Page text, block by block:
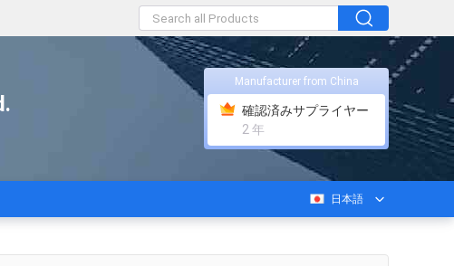
Manufacturer from China
確認済みサプライヤー
2 年
日本語